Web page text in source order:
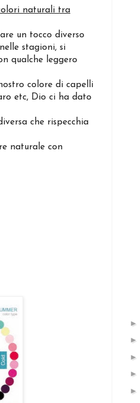
naturali tra
un tocco diverso
stagioni, si
qualche leggero
colore di capelli
etc, Dio ci ha dato
che rispecchia
naturale con
►
►
►
►
►